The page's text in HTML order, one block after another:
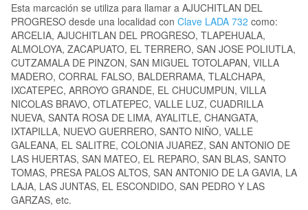
Esta marcación se utiliza para llamar a AJUCHITLAN DEL
PROGRESO desde una localidad con Clave LADA 732 como:
ARCELIA, AJUCHITLAN DEL PROGRESO, TLAPEHUALA,
ALMOLOYA, ZACAPUATO, EL TERRERO, SAN JOSE POLIUTLA,
CUTZAMALA DE PINZON, SAN MIGUEL TOTOLAPAN, VILLA
MADERO, CORRAL FALSO, BALDERRAMA, TLALCHAPA,
IXCATEPEC, ARROYO GRANDE, EL CHUCUMPUN, VILLA
NICOLAS BRAVO, OTLATEPEC, VALLE LUZ, CUADRILLA
NUEVA, SANTA ROSA DE LIMA, AYALITLE, CHANGATA,
IXTAPILLA, NUEVO GUERRERO, SANTO NIÑO, VALLE
GALEANA, EL SALITRE, COLONIA JUAREZ, SAN ANTONIO DE
LAS HUERTAS, SAN MATEO, EL REPARO, SAN BLAS, SANTO
TOMAS, PRESA PALOS ALTOS, SAN ANTONIO DE LA GAVIA, LA
LAJA, LAS JUNTAS, EL ESCONDIDO, SAN PEDRO Y LAS
GARZAS, etc.